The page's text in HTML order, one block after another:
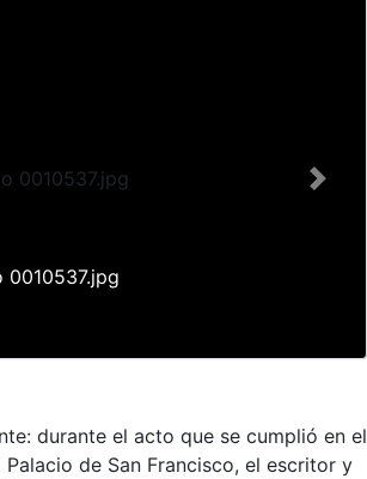
0010537.jpg
Next
durante el acto que se cumplió en el
de San Francisco, el escritor y